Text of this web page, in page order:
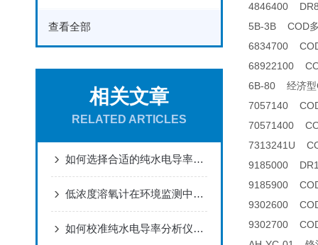
查看全部
相关文章
RELATED ARTICLES
如何选择合适的纯水电导率分析仪
低浓度溶氧计在环境监测中有哪些应用？
如何校准纯水电导率分析仪以确保其测量精度？
4846400
5B-3B COD
6834700
68922100
6B-80 经济型
7057140
70571400
7313241U
9185000
9185900 COD
9302600
9302700